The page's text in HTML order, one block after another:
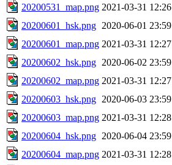
20200531_map.png 2021-03-31 12:26
20200601_hsk.png 2020-06-01 23:59
20200601_map.png 2021-03-31 12:27
20200602_hsk.png 2020-06-02 23:59
20200602_map.png 2021-03-31 12:27
20200603_hsk.png 2020-06-03 23:59
20200603_map.png 2021-03-31 12:28
20200604_hsk.png 2020-06-04 23:59
20200604_map.png 2021-03-31 12:28